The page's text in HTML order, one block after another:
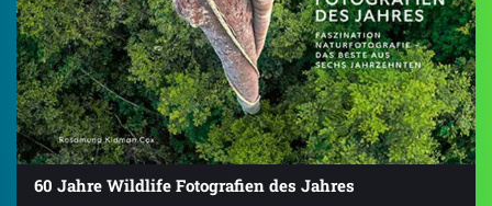
60 Jahre Wildlife Fotografien des Jahres